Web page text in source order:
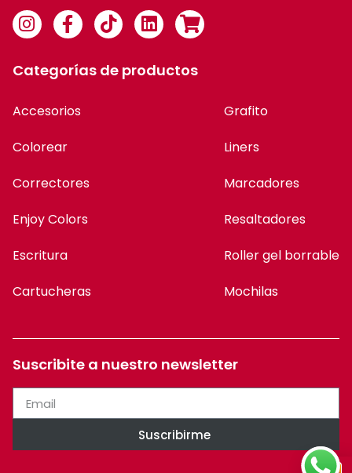
Categorías de productos
Accesorios
Colorear
Correctores
Enjoy Colors
Escritura
Cartucheras
Grafito
Liners
Marcadores
Resaltadores
Roller gel borrable
Mochilas
Suscribite a nuestro newsletter
Suscribirme